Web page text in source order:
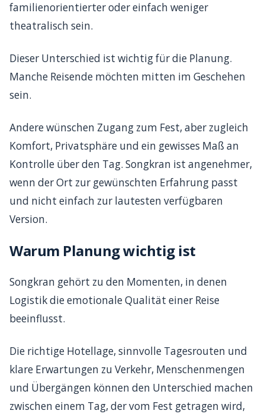
familienorientierter oder einfach weniger
theatralisch sein.
Dieser Unterschied ist wichtig für die Planung.
Manche Reisende möchten mitten im Geschehen
sein.
Andere wünschen Zugang zum Fest, aber zugleich
Komfort, Privatsphäre und ein gewisses Maß an
Kontrolle über den Tag. Songkran ist angenehmer,
wenn der Ort zur gewünschten Erfahrung passt
und nicht einfach zur lautesten verfügbaren
Version.
Warum Planung wichtig ist
Songkran gehört zu den Momenten, in denen
Logistik die emotionale Qualität einer Reise
beeinflusst.
Die richtige Hotellage, sinnvolle Tagesrouten und
klare Erwartungen zu Verkehr, Menschenmengen
und Übergängen können den Unterschied machen
zwischen einem Tag, der vom Fest getragen wird,